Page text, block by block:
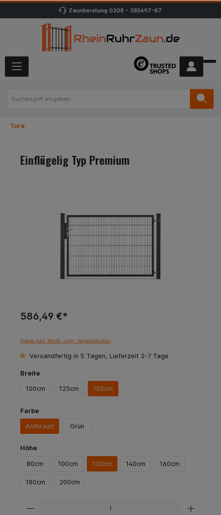
Zaunberatung 0208 - 385697-87
Tore
Einflügelig Typ Premium
586,49 €*
Preise inkl. MwSt. zzgl. Versandkosten
Versandfertig in 5 Tagen, Lieferzeit 2-7 Tage
Breite
100cm 125cm 150cm
Farbe
Anthrazit Grün
Höhe
80cm 100cm 120cm 140cm 160cm
180cm 200cm